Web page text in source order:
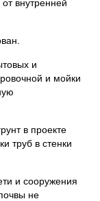
внутренней
и
и мойки
в проекте
труб в стенки
и сооружения
не